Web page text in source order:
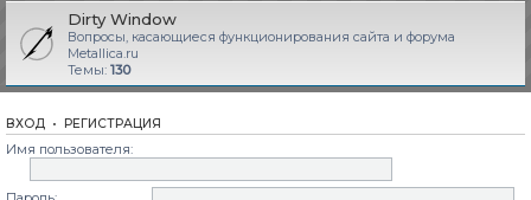
Dirty Window
Вопросы, касающиеся функционирования сайта и форума
Metallica.ru
Темы: 130
ВХОД • РЕГИСТРАЦИЯ
Имя пользователя: